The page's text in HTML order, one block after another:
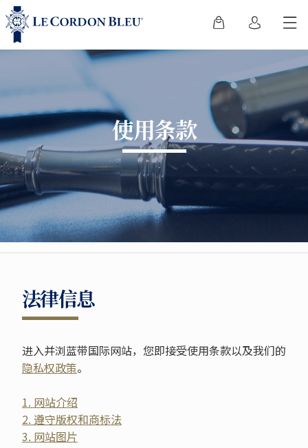
使用条款
法律信息
进入并浏蓝带国际网站，您即接受使用条款以及我们的
隐私权政策。
1. 网站介绍
2. 遵守版权和商标法
3. 网站图片